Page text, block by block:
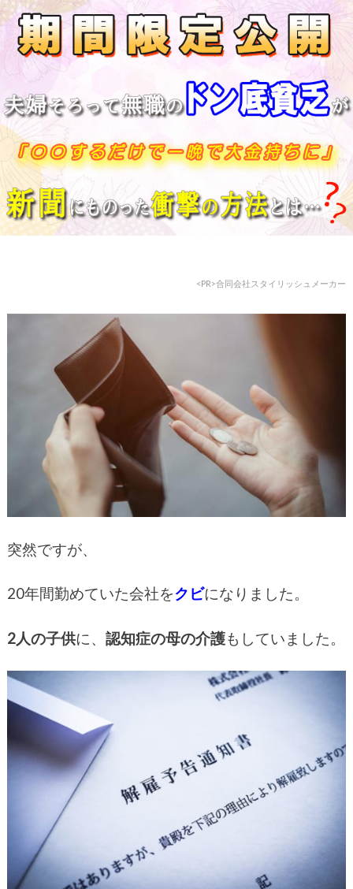
<PR>合同会社スタイリッシュメーカー
突然ですが、
20年間勤めていた会社をクビになりました。
2人の子供に、 認知症の母の介護もしていました。